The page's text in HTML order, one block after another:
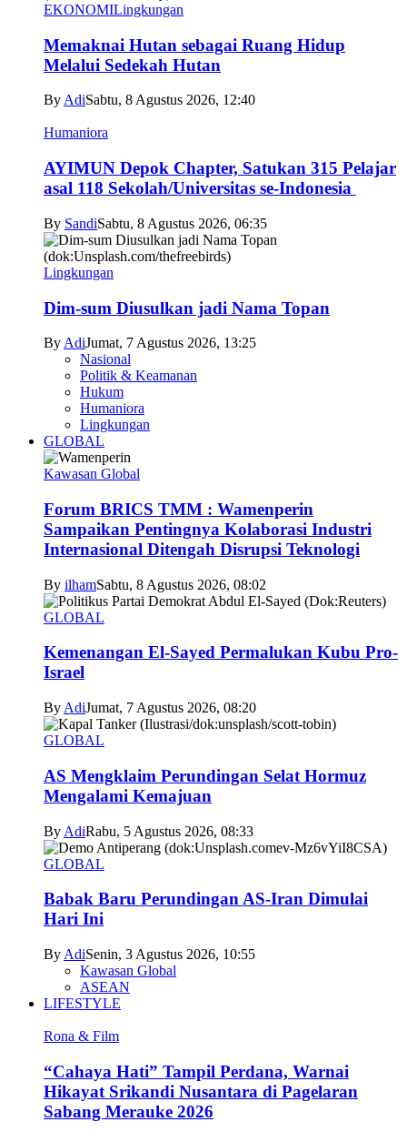
EKONOMILingkungan
Memaknai Hutan sebagai Ruang Hidup
Melalui Sedekah Hutan
By AdiSabtu, 8 Agustus 2026, 12:40
Humaniora
AYIMUN Depok Chapter, Satukan 315 Pelajar
asal 118 Sekolah/Universitas se-Indonesia
By SandiSabtu, 8 Agustus 2026, 06:35
Lingkungan
Dim-sum Diusulkan jadi Nama Topan
By AdiJumat, 7 Agustus 2026, 13:25
Nasional
Politik & Keamanan
Hukum
Humaniora
Lingkungan
GLOBAL
Kawasan Global
Forum BRICS TMM : Wamenperin
Sampaikan Pentingnya Kolaborasi Industri
Internasional Ditengah Disrupsi Teknologi
By ilhamSabtu, 8 Agustus 2026, 08:02
GLOBAL
Kemenangan El-Sayed Permalukan Kubu Pro-
Israel
By AdiJumat, 7 Agustus 2026, 08:20
GLOBAL
AS Mengklaim Perundingan Selat Hormuz
Mengalami Kemajuan
By AdiRabu, 5 Agustus 2026, 08:33
GLOBAL
Babak Baru Perundingan AS-Iran Dimulai
Hari Ini
By AdiSenin, 3 Agustus 2026, 10:55
Kawasan Global
ASEAN
LIFESTYLE
Rona & Film
“Cahaya Hati” Tampil Perdana, Warnai
Hikayat Srikandi Nusantara di Pagelaran
Sabang Merauke 2026